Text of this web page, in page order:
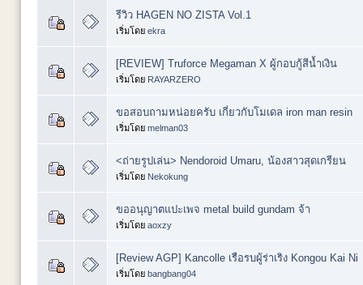
รีวิว HAGEN NO ZISTA Vol.1
เริ่มโดย ekra
[REVIEW] Truforce Megaman X ผู้กอบกู้สีน้ำเงิน
เริ่มโดย RAYARZERO
ขอสอบถามหน่อยครับ เกี่ยวกับโมเดล iron man resin
เริ่มโดย melman03
<ถ่ายรูปเล่น> Nendoroid Umaru, น้องสาวสุดเกรียน
เริ่มโดย Nekokung
ขออนุญาตแปะเพจ metal build gundam จ้า
เริ่มโดย aoxzy
[Review AGP] Kancolle เรือรบผู้ร่าเริง Kongou Kai Ni
เริ่มโดย bangbang04